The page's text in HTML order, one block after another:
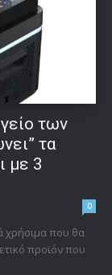
των
τα
με 3
0
χρήσιμα που θα
προϊόν που